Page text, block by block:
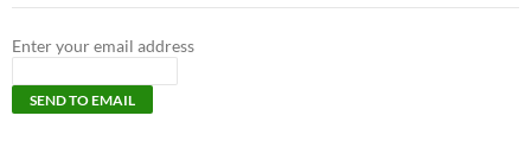
Enter your email address